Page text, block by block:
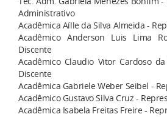
Administrativo
Acadêmica Aílle da Silva Almeida -
Acadêmico Anderson Luis Lima
Discente
Acadêmico Claudio Vitor Cardoso
Discente
Acadêmica Gabriele Weber Seibel -
Acadêmico Gustavo Silva Cruz -
Acadêmica Isabela Freitas Freire -